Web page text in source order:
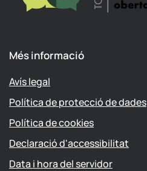
Més informació
Avís legal
Política de protecció de dades
Política de cookies
Declaració d'accessibilitat
Data i hora del servidor